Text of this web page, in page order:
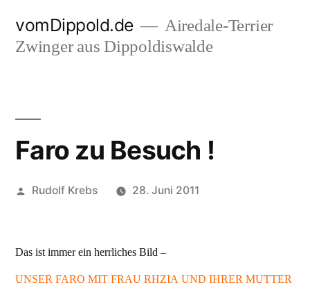
Inhalt
vomDippold.de
Airedale-Terrier
Zwinger aus Dippoldiswalde
Faro zu Besuch !
Veröffentlicht
Rudolf Krebs 28. Juni 2011
Das ist immer ein herrliches Bild –
UNSER FARO MIT FRAU RHZIA UND IHRER MUTTER